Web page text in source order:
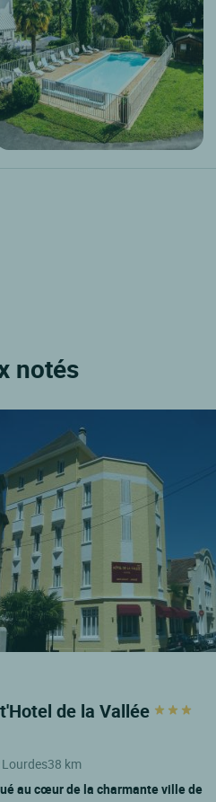
notés
de la Vallée
Lourdes38 km
au cœur de la charmante ville de